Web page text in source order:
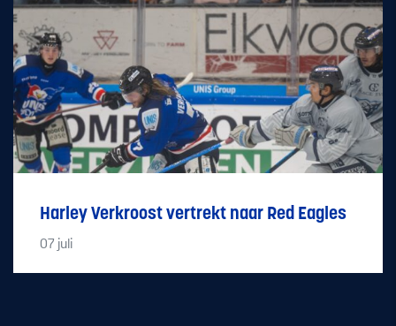
Harley Verkroost vertrekt naar Red Eagles
07 juli